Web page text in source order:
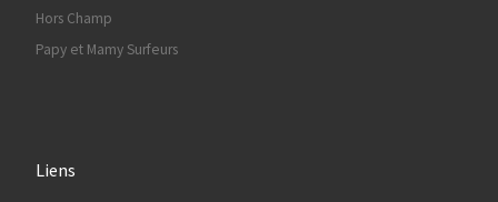
Hors Champ
Papy et Mamy Surfeurs
Liens